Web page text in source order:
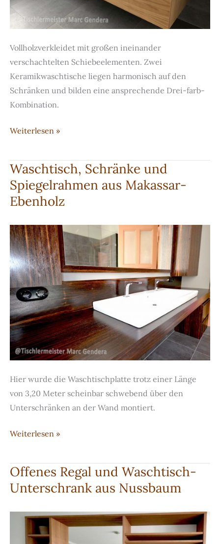
Vollholzverkleidet mit großen ineinander
verschachtelten Schiebeelementen. Zwei
Keramikwaschtische liegen harmonisch auf den
Schränken und bilden eine ansprechende Drei-farb-
Kombination.
Bad
Keramik
und
Vollholz
Weiterlesen »
Waschtisch, Schränke und
Spiegelrahmen aus Makassar-
Ebenholz
Hier wurde die Waschtischplatte trotz einer Länge
von 3,20 Meter scheinbar schwebend über den
Unterschränken an der Wand montiert.
Waschtisch,
und
Spiegelrahmen
aus
Ebenholz
Weiterlesen »
Offenes Regal und Waschtisch-
Unterschrank aus Nussbaum